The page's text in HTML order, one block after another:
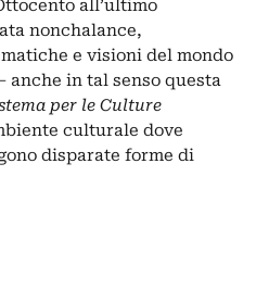
all’ultimo
nonchalance,
e visioni del mondo
anche in tal senso questa
per le Culture
culturale dove
disparate forme di